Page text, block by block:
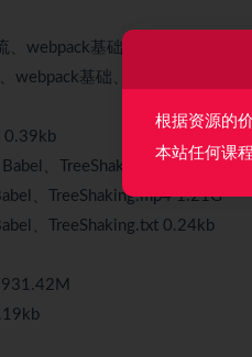
webpack基础、Lerna包管理
webpack基础、Lerna包管理
0.39kb
、TreeShaking
、TreeShaking.mp4 1.21G
、TreeShaking.txt 0.24kb
根据资源的
本站任何课